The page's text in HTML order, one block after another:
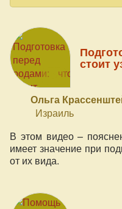
стоит
Ольга
Израиль
В этом видео –
имеет значение при
от их вида.